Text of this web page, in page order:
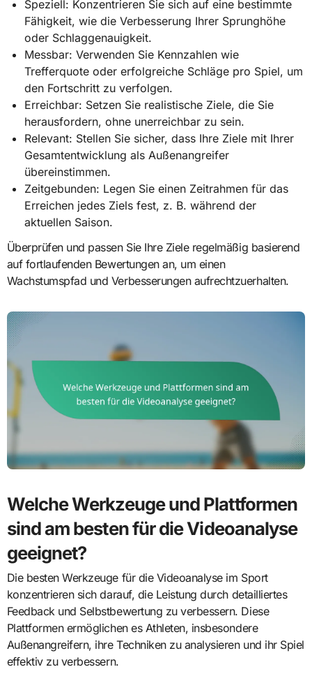
Speziell: Konzentrieren Sie sich auf eine bestimmte
Fähigkeit, wie die Verbesserung Ihrer Sprunghöhe
oder Schlaggenauigkeit.
Messbar: Verwenden Sie Kennzahlen wie
Trefferquote oder erfolgreiche Schläge pro Spiel, um
den Fortschritt zu verfolgen.
Erreichbar: Setzen Sie realistische Ziele, die Sie
herausfordern, ohne unerreichbar zu sein.
Relevant: Stellen Sie sicher, dass Ihre Ziele mit Ihrer
Gesamtentwicklung als Außenangreifer
übereinstimmen.
Zeitgebunden: Legen Sie einen Zeitrahmen für das
Erreichen jedes Ziels fest, z. B. während der
aktuellen Saison.
Überprüfen und passen Sie Ihre Ziele regelmäßig basierend
auf fortlaufenden Bewertungen an, um einen
Wachstumspfad und Verbesserungen aufrechtzuerhalten.
Welche Werkzeuge und Plattformen
sind am besten für die Videoanalyse
geeignet?
Die besten Werkzeuge für die Videoanalyse im Sport
konzentrieren sich darauf, die Leistung durch detailliertes
Feedback und Selbstbewertung zu verbessern. Diese
Plattformen ermöglichen es Athleten, insbesondere
Außenangreifern, ihre Techniken zu analysieren und ihr Spiel
effektiv zu verbessern.